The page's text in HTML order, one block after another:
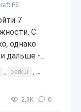
PE
7
С
однако
дальше -...
, parkur , паркур
2,3К 0